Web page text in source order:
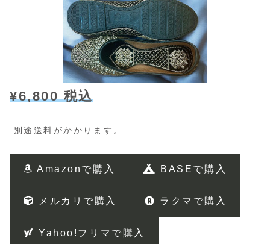
¥6,800 税込
別途送料がかかります。
Amazonで購入 BASEで購入
メルカリで購入 ラクマで購入
Yahoo!フリマで購入